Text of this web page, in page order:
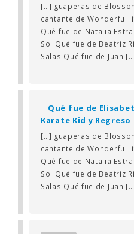
[…] guaperas de
cantante de Wonderful
Qué fue de Natalia
Sol Qué fue de Beatriz
Salas Qué fue de Juan
Qué fue de
Karate Kid y
[…] guaperas de
cantante de Wonderful
Qué fue de Natalia
Sol Qué fue de Beatriz
Salas Qué fue de Juan